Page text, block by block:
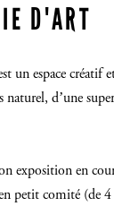
D'ART
un espace créatif
naturel, d’une
exposition en
petit comité (de